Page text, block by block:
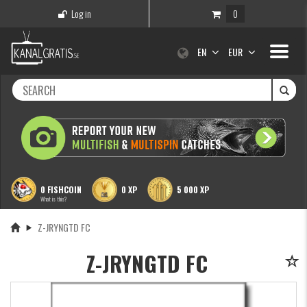
Log in 0
Toggle
EN EUR
0 FISHCOIN
What is this?
0 XP 5 000 XP
Z-JRYNGTD FC
Z-JRYNGTD FC